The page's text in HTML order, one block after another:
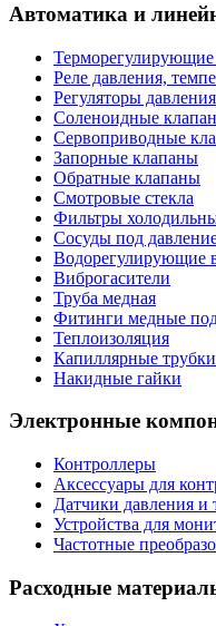
Автоматика и
Терморегулирующие
Реле давления,
Регуляторы давления
Соленоидные
Сервоприводные
Запорные клапаны
Обратные клапаны
Смотровые стекла
Фильтры
Сосуды под
Водорегулирующие
Виброгасители
Труба медная
Фитинги медные
Теплоизоляция
Капиллярные
Накидные гайки
Электронные
Контроллеры
Аксессуары для
Датчики давления и
Устройства для
Частотные
Расходные